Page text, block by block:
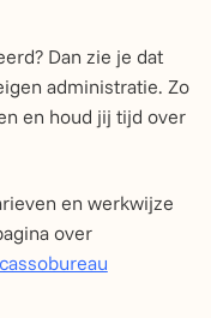
Dan zie je dat
administratie. Zo
en houd jij tijd over
en werkwijze
over